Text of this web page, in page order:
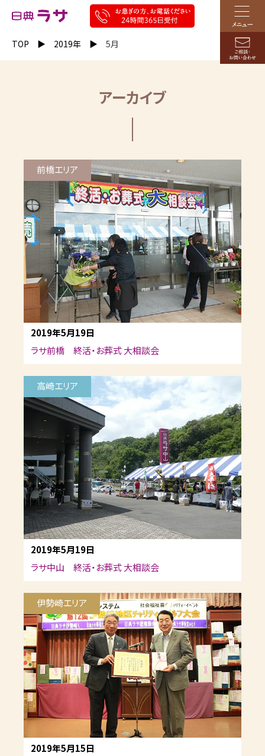
TOP 2019年 5月
アーカイブ
2019年5月19日
ラサ前橋 終活・お葬式 大相談会
前橋エリア
2019年5月19日
ラサ中山 終活・お葬式 大相談会
高崎エリア
2019年5月15日
伊勢崎エリア